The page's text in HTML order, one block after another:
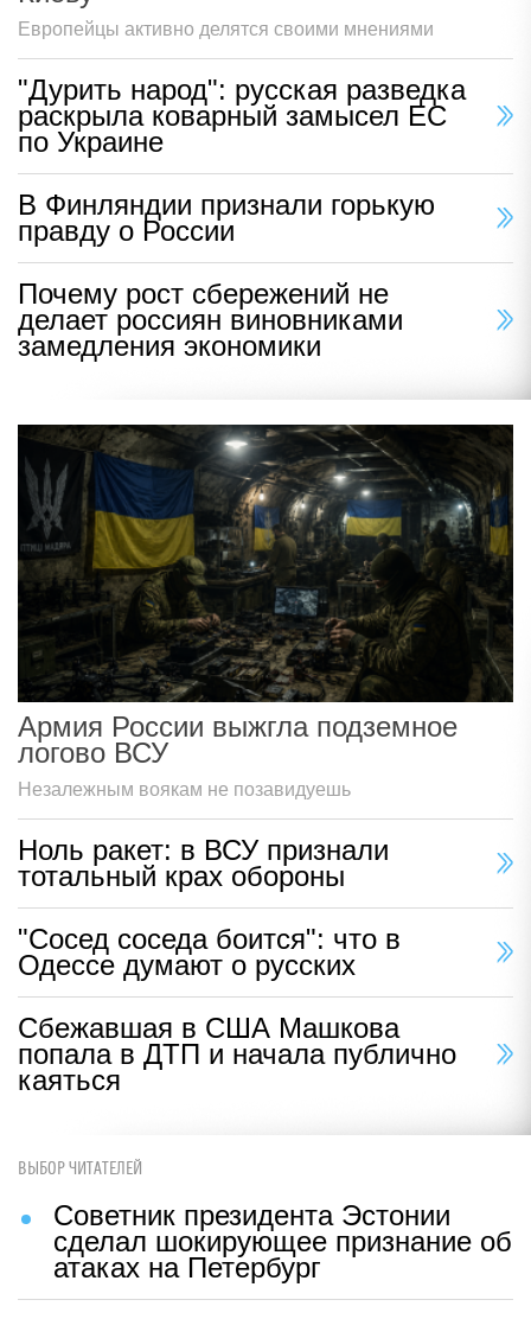
Европейцы активно делятся своими мнениями
"Дурить народ": русская разведка
раскрыла коварный замысел ЕС
по Украине
В Финляндии признали горькую
правду о России
Почему рост сбережений не
делает россиян виновниками
замедления экономики
Армия России выжгла подземное
логово ВСУ
Незалежным воякам не позавидуешь
Ноль ракет: в ВСУ признали
тотальный крах обороны
"Сосед соседа боится": что в
Одессе думают о русских
Сбежавшая в США Машкова
попала в ДТП и начала публично
каяться
ВЫБОР ЧИТАТЕЛЕЙ
Советник президента Эстонии
сделал шокирующее признание об
атаках на Петербург